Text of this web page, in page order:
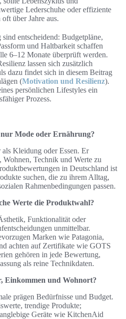
Lederschuhe oder effiziente
über Jahre aus.
entscheidend: Budgetpläne,
und Haltbarkeit schaffen
6–12 Monate überprüft werden.
lassen sich zusätzlich
dazu findet sich in diesem Beitrag
(Motivation und Resilienz).
persönlichen Lifestyles ein
Prozess.
Mode oder Ernährung?
Kleidung oder Essen. Er
Technik und Werte zu
in Deutschland ist
suchen, die zu ihrem Alltag,
Rahmenbedingungen passen.
Werte die Produktwahl?
Funktionalität oder
unmittelbar.
Marken wie Patagonia,
achten auf Zertifikate wie GOTS
gehören in jede Bewertung,
als reine Technikdaten.
Einkommen und Wohnort?
prägen Bedürfnisse und Budget.
trendige Produkte;
Geräte wie KitchenAid